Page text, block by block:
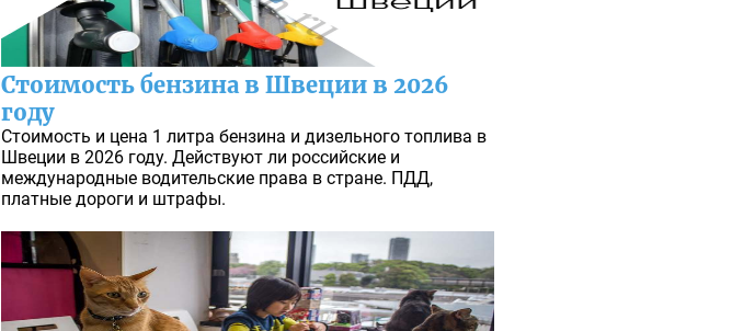
Стоимость бензина в Швеции в 2026
году
Стоимость и цена 1 литра бензина и дизельного топлива в
Швеции в 2026 году. Действуют ли российские и
международные водительские права в стране. ПДД,
платные дороги и штрафы.